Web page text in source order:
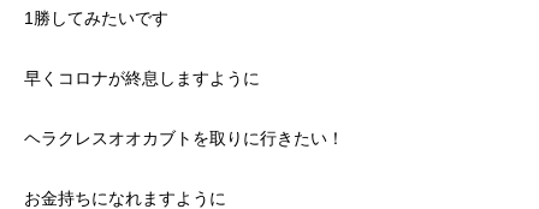
1勝してみたいです
早くコロナが終息しますように
ヘラクレスオオカブトを取りに行きたい！
お金持ちになれますように